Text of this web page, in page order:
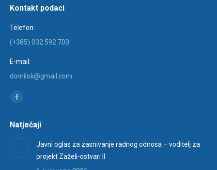
Kontakt podaci
Telefon:
(+385) 032 592 700
E-mail:
domilok@gmail.com
Find us on:
opens
Natječaji
Javni oglas za zasnivanje radnog odnosa – voditelj za
projekt Zaželi-ostvari II